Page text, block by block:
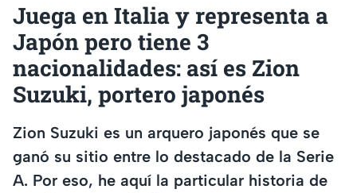
Juega en Italia y representa a
Japón pero tiene 3
nacionalidades: así es Zion
Suzuki, portero japonés
Zion Suzuki es un arquero japonés que se
ganó su sitio entre lo destacado de la Serie
A. Por eso, he aquí la particular historia de